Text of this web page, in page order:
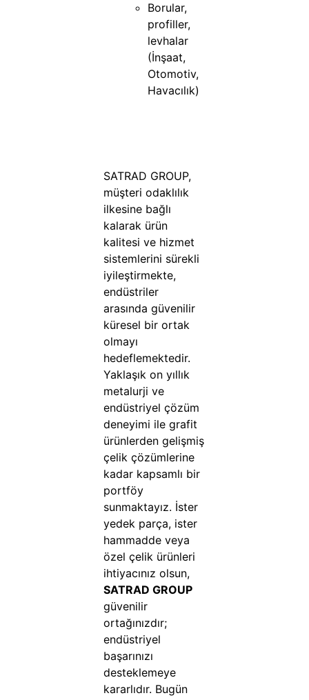
Borular,
profiller,
levhalar
(İnşaat,
Otomotiv,
Havacılık)
SATRAD GROUP,
müşteri odaklılık
ilkesine bağlı
kalarak ürün
kalitesi ve hizmet
sistemlerini sürekli
iyileştirmekte,
endüstriler
arasında güvenilir
küresel bir ortak
olmayı
hedeflemektedir.
Yaklaşık on yıllık
metalurji ve
endüstriyel çözüm
deneyimi ile grafit
ürünlerden gelişmiş
çelik çözümlerine
kadar kapsamlı bir
portföy
sunmaktayız. İster
yedek parça, ister
hammadde veya
özel çelik ürünleri
ihtiyacınız olsun,
SATRAD GROUP
güvenilir
ortağınızdır;
endüstriyel
başarınızı
desteklemeye
kararlıdır. Bugün